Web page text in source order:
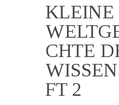
KLEINE
CHTE
FT 2